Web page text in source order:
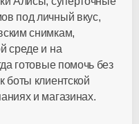
под личный вкус,
снимкам,
среде и на
готовые помочь без
боты клиентской
и магазинах.